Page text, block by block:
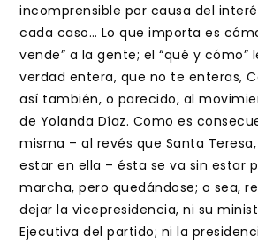
incomprensible por causa del
cada caso… Lo que importa es
vende” a la gente; el “qué y cómo”
verdad entera, que no te enteras,
así también, o parecido, al
de Yolanda Díaz. Como es
misma – al revés que Santa
estar en ella – ésta se va sin estar
marcha, pero quedándose; o sea,
dejar la vicepresidencia, ni su
Ejecutiva del partido; ni la